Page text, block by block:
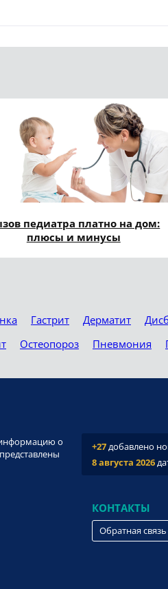
педиатра платно на дом:
плюсы и минусы
Гастрит Дерматит
Остеопороз Пневмония
информацию о
+27добавлено
8 августа 2026
КОНТАКТЫ
Обратная связь